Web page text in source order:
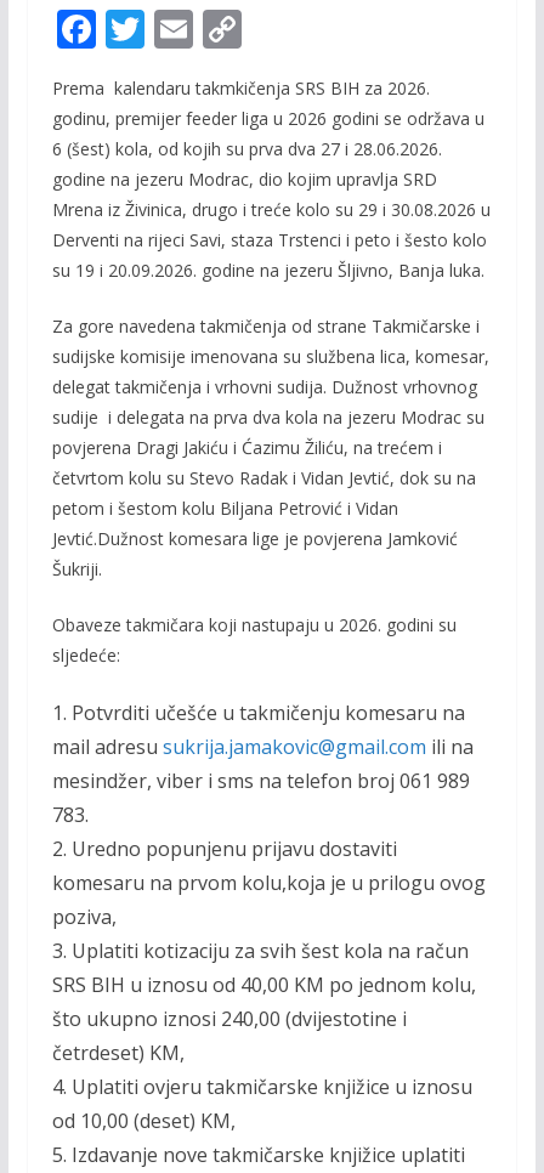
F
ac
e
b
o
o
k
T
w
itt
er
E
m
ai
l
C
o
p
y
Li
n
k
Prema kalendaru takmkičenja SRS BIH za 2026.
godinu, premijer feeder liga u 2026 godini se održava u
6 (šest) kola, od kojih su prva dva 27 i 28.06.2026.
godine na jezeru Modrac, dio kojim upravlja SRD
Mrena iz Živinica, drugo i treće kolo su 29 i 30.08.2026 u
Derventi na rijeci Savi, staza Trstenci i peto i šesto kolo
su 19 i 20.09.2026. godine na jezeru Šljivno, Banja luka.
Za gore navedena takmičenja od strane Takmičarske i
sudijske komisije imenovana su službena lica, komesar,
delegat takmičenja i vrhovni sudija. Dužnost vrhovnog
sudije i delegata na prva dva kola na jezeru Modrac su
povjerena Dragi Jakiću i Ćazimu Žiliću, na trećem i
četvrtom kolu su Stevo Radak i Vidan Jevtić, dok su na
petom i šestom kolu Biljana Petrović i Vidan
Jevtić.Dužnost komesara lige je povjerena Jamković
Šukriji.
Obaveze takmičara koji nastupaju u 2026. godini su
sljedeće:
1. Potvrditi učešće u takmičenju komesaru na
mail adresu sukrija.jamakovic@gmail.com ili na
mesindžer, viber i sms na telefon broj 061 989
783.
2. Uredno popunjenu prijavu dostaviti
komesaru na prvom kolu,koja je u prilogu ovog
poziva,
3. Uplatiti kotizaciju za svih šest kola na račun
SRS BIH u iznosu od 40,00 KM po jednom kolu,
što ukupno iznosi 240,00 (dvijestotine i
četrdeset) KM,
4. Uplatiti ovjeru takmičarske knjižice u iznosu
od 10,00 (deset) KM,
5. Izdavanje nove takmičarske knjižice uplatiti